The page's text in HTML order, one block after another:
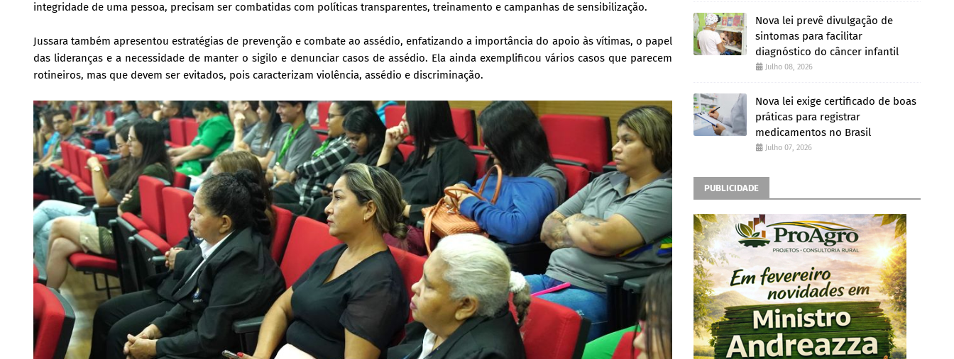
integridade de uma pessoa, precisam ser combatidas com políticas transparentes, treinamento e campanhas de sensibilização.
Jussara também apresentou estratégias de prevenção e combate ao assédio, enfatizando a importância do apoio às vítimas, o papel
das lideranças e a necessidade de manter o sigilo e denunciar casos de assédio. Ela ainda exemplificou vários casos que parecem
rotineiros, mas que devem ser evitados, pois caracterizam violência, assédio e discriminação.
Nova lei prevê divulgação de
sintomas para facilitar
diagnóstico do câncer infantil
Julho 08, 2026
Nova lei exige certificado de boas
práticas para registrar
medicamentos no Brasil
Julho 07, 2026
PUBLICIDADE